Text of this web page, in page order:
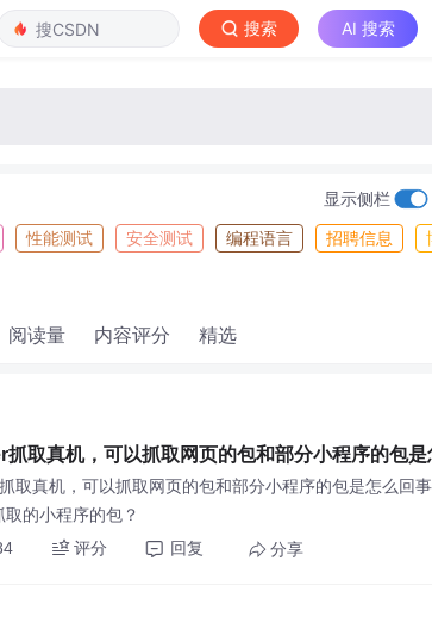
搜索 AI 搜索
显示侧栏
性能测试 安全测试 编程语言 招聘信息
阅读量 内容评分 精选
取真机，可以抓取网页的包和部分小程序的包是
取想要抓取的小程序的包？
取真机，可以抓取网页的包和部分小程序的包是怎么回
取的小程序的包？
评分 回复 分享